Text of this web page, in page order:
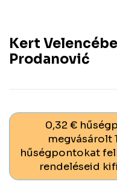
Kert
Prodanović
0,32 €
megvásárolt
hűségpontokat
rendeléseid